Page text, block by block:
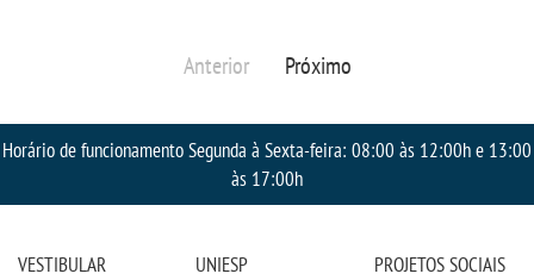
Anterior Próximo
Horário de funcionamento Segunda à Sexta-feira: 08:00 às 12:00h e 13:00
às 17:00h
VESTIBULAR UNIESP PROJETOS SOCIAIS